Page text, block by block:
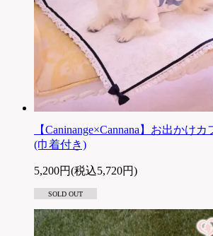
【Caninange×Cannana】お出かけカ
(巾着付き)
5,200円(税込5,720円)
SOLD OUT